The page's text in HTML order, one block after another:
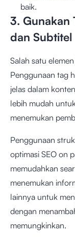
baik.
3. Gunakan
dan Subtitel
Salah satu
Penggunaan tag
jelas dalam
lebih mudah
menemukan
Penggunaan
optimasi SEO on
memudahkan
menemukan
lainnya untuk
dengan
memungkinkan.